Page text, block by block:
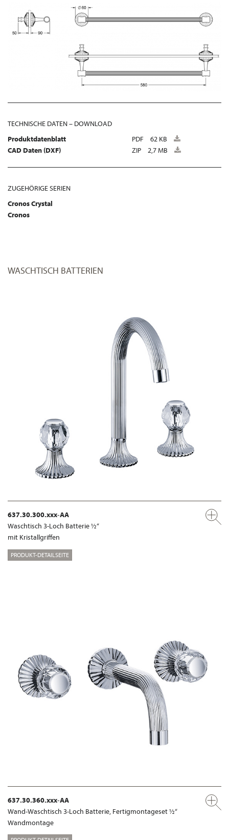
TECHNISCHE DATEN – DOWNLOAD
Produktdatenblatt
PDF
62 KB
CAD Daten (DXF)
ZIP 2,7 MB
ZUGEHÖRIGE SERIEN
Cronos Crystal
Cronos
WASCHTISCH BATTERIEN
637.30.300.xxx-AA
Waschtisch 3-Loch Batterie ½“
mit Kristallgriffen
PRODUKT-DETAILSEITE
637.30.360.xxx-AA
Wand-Waschtisch 3-Loch Batterie, Fertigmontageset ½“
Wandmontage